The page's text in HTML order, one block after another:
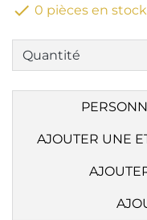
 0 pièces en stock
AJOUTER UNE